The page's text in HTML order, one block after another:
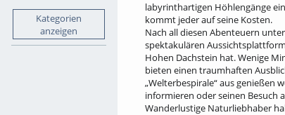
Kategorien
anzeigen
labyrinthartigen Höhlengänge
kommt jeder auf seine Kosten.
Nach all diesen Abenteuern
spektakulären
Hohen Dachstein hat. Wenige
bieten einen traumhaften
„Welterbespirale“ aus genießen
informieren oder seinen Besuch
Wanderlustige Naturliebhaber